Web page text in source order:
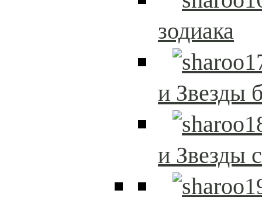
зодиака
и Звезды
и Звезды